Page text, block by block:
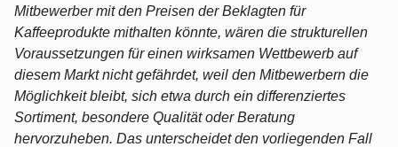
Mitbewerber mit den Preisen der Beklagten für
Kaffeeprodukte mithalten könnte, wären die strukturellen
Voraussetzungen für einen wirksamen Wettbewerb auf
diesem Markt nicht gefährdet, weil den Mitbewerbern die
Möglichkeit bleibt, sich etwa durch ein differenziertes
Sortiment, besondere Qualität oder Beratung
hervorzuheben. Das unterscheidet den vorliegenden Fall